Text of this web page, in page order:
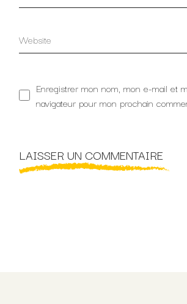
Enregistrer mon nom, mon e-mail et
navigateur pour mon prochain
LAISSER UN COMMENTAIRE